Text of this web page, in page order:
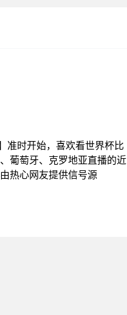
准时开始，喜欢看世界杯比
葡萄牙、克罗地亚直播的近
热心网友提供信号源